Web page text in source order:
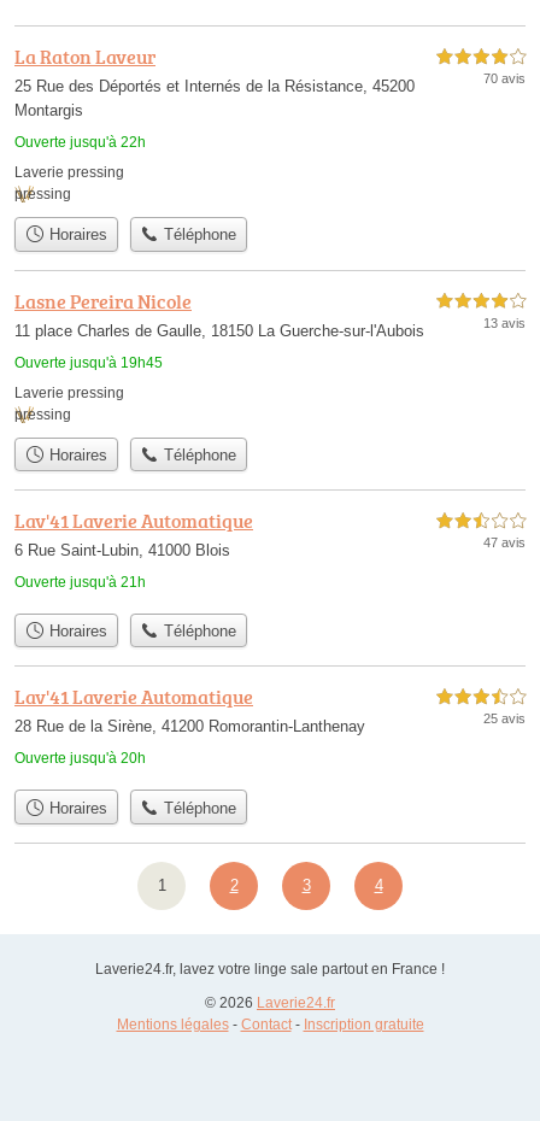
La Raton Laveur
25 Rue des Déportés et Internés de la Résistance, 45200
Montargis
Ouverte jusqu'à 22h
4,0 étoiles sur 5
70 avis
Laverie pressing
pressing
Horaires Téléphone
Lasne Pereira Nicole
11 place Charles de Gaulle, 18150 La Guerche-sur-l'Aubois
Ouverte jusqu'à 19h45
4,0 étoiles sur 5
13 avis
Laverie pressing
pressing
Horaires Téléphone
Lav'41 Laverie Automatique
6 Rue Saint-Lubin, 41000 Blois
Ouverte jusqu'à 21h
2,5 étoiles sur 5
47 avis
Horaires Téléphone
Lav'41 Laverie Automatique
28 Rue de la Sirène, 41200 Romorantin-Lanthenay
Ouverte jusqu'à 20h
3,5 étoiles sur 5
25 avis
Horaires Téléphone
1 2 3 4
Laverie24.fr, lavez votre linge sale partout en France !
© 2026 Laverie24.fr
Mentions légales- Contact- Inscription gratuite